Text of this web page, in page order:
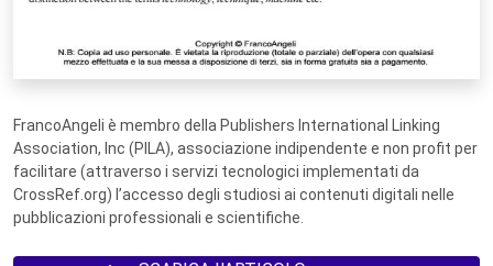
FrancoAngeli è membro della Publishers International Linking
Association, Inc (PILA), associazione indipendente e non profit per
facilitare (attraverso i servizi tecnologici implementati da
CrossRef.org) l’accesso degli studiosi ai contenuti digitali nelle
pubblicazioni professionali e scientifiche.